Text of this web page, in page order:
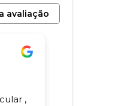
avaliação
,